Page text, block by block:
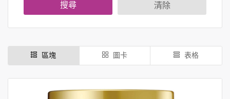
搜尋 清除
區塊 圖卡 表格